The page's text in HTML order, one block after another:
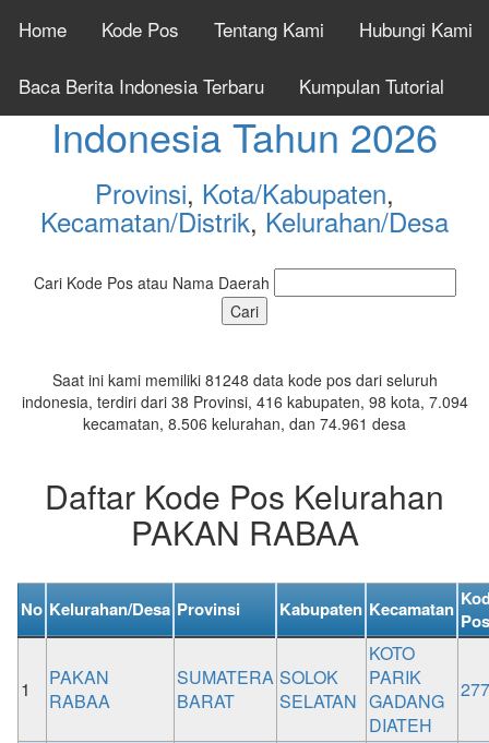
Home Kode Pos Tentang Kami Hubungi Kami
Baca Berita Indonesia Terbaru Kumpulan Tutorial
Cek Kode Pos Seluruh
Indonesia Tahun 2026
Provinsi, Kota/Kabupaten,
Kecamatan/Distrik, Kelurahan/Desa
Cari Kode Pos atau Nama Daerah
Saat ini kami memiliki 81248 data kode pos dari seluruh
indonesia, terdiri dari 38 Provinsi, 416 kabupaten, 98 kota, 7.094
kecamatan, 8.506 kelurahan, dan 74.961 desa
Daftar Kode Pos Kelurahan
PAKAN RABAA
No Kelurahan/Desa Provinsi Kabupaten Kecamatan Pos
1
PAKAN
RABAA
SUMATERA
BARAT
SOLOK
SELATAN
KOTO
PARIK
GADANG
DIATEH